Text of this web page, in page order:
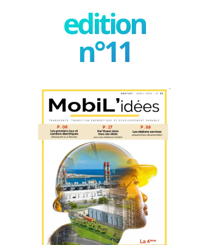
edition
n°11